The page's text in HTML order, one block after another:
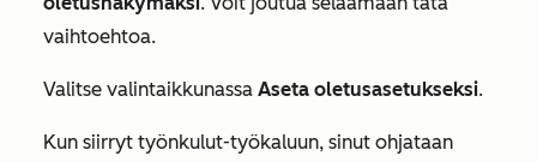
vaihtoehtoa.
Valitse valintaikkunassa Aseta oletusasetukseksi.
Kun siirryt työnkulut-työkaluun, sinut ohjataan